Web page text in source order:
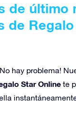
de último
de
hay problema!
Star Online te